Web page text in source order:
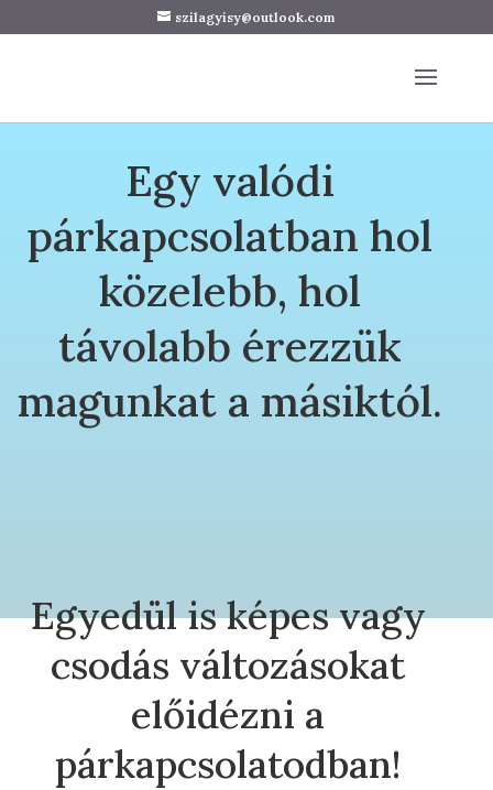
szilagyisy@outlook.com
Egy valódi
párkapcsolatban hol
közelebb, hol
távolabb érezzük
magunkat a másiktól.
Egyedül is képes vagy
csodás változásokat
előidézni a
párkapcsolatodban!